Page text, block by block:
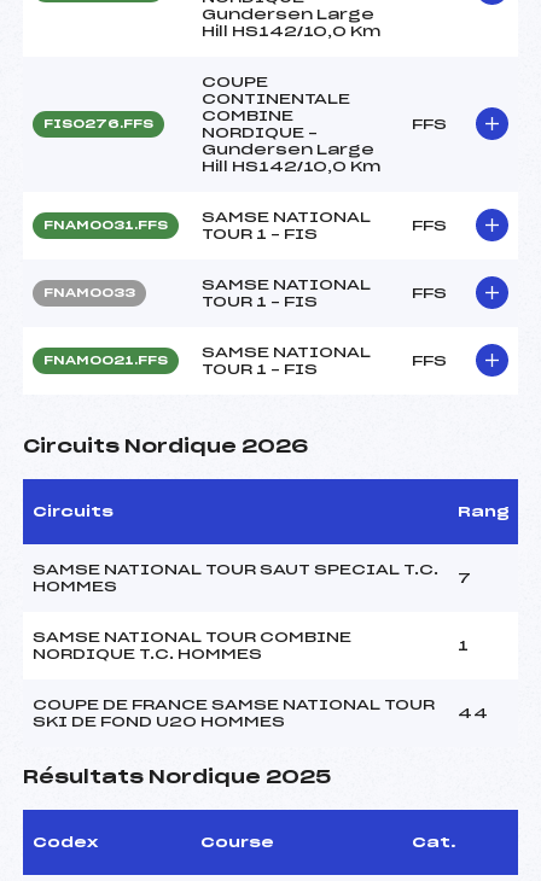
Gundersen Large
Hill HS142/10,0 Km
FIS0276.FFS
COUPE
CONTINENTALE
COMBINE
NORDIQUE –
Gundersen Large
Hill HS142/10,0 Km
FFS
FNAM0031.FFS
SAMSE NATIONAL
TOUR 1 – FIS
FFS
FNAM0033
SAMSE NATIONAL
TOUR 1 – FIS
FFS
FNAM0021.FFS
SAMSE NATIONAL
TOUR 1 – FIS
FFS
Circuits Nordique 2026
Circuits Rang
SAMSE NATIONAL TOUR SAUT SPECIAL T.C.
HOMMES
7
SAMSE NATIONAL TOUR COMBINE
NORDIQUE T.C. HOMMES
1
COUPE DE FRANCE SAMSE NATIONAL TOUR
SKI DE FOND U20 HOMMES
44
Résultats Nordique 2025
Codex Course Cat.